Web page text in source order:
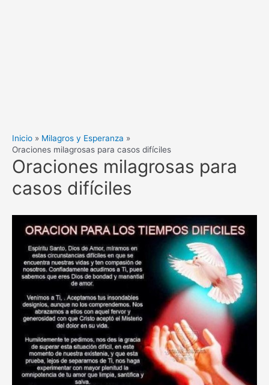
Inicio
Milagros y Esperanza
Oraciones milagrosas para casos difíciles
Oraciones milagrosas para
casos difíciles